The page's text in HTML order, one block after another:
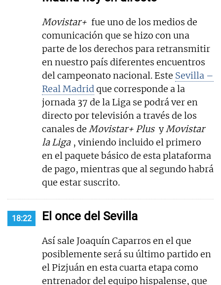
Movistar+ fue uno de los medios de
comunicación que se hizo con una
parte de los derechos para retransmitir
en nuestro país diferentes encuentros
del campeonato nacional. Este Sevilla –
Real Madridque corresponde a la
jornada 37 de la Liga se podrá ver en
directo por televisión a través de los
canales de Movistar+ Plus yMovistar
la Liga , viniendo incluido el primero
en el paquete básico de esta plataforma
de pago, mientras que al segundo habrá
que estar suscrito.
18:22 El once del Sevilla
Así sale Joaquín Caparros en el que
posiblemente será su último partido en
el Pizjuán en esta cuarta etapa como
entrenador del equipo hispalense, que